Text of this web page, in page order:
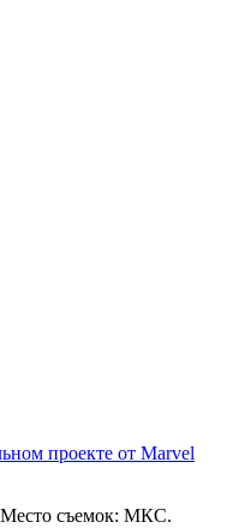
проекте от Marvel
Место съемок: МКС.